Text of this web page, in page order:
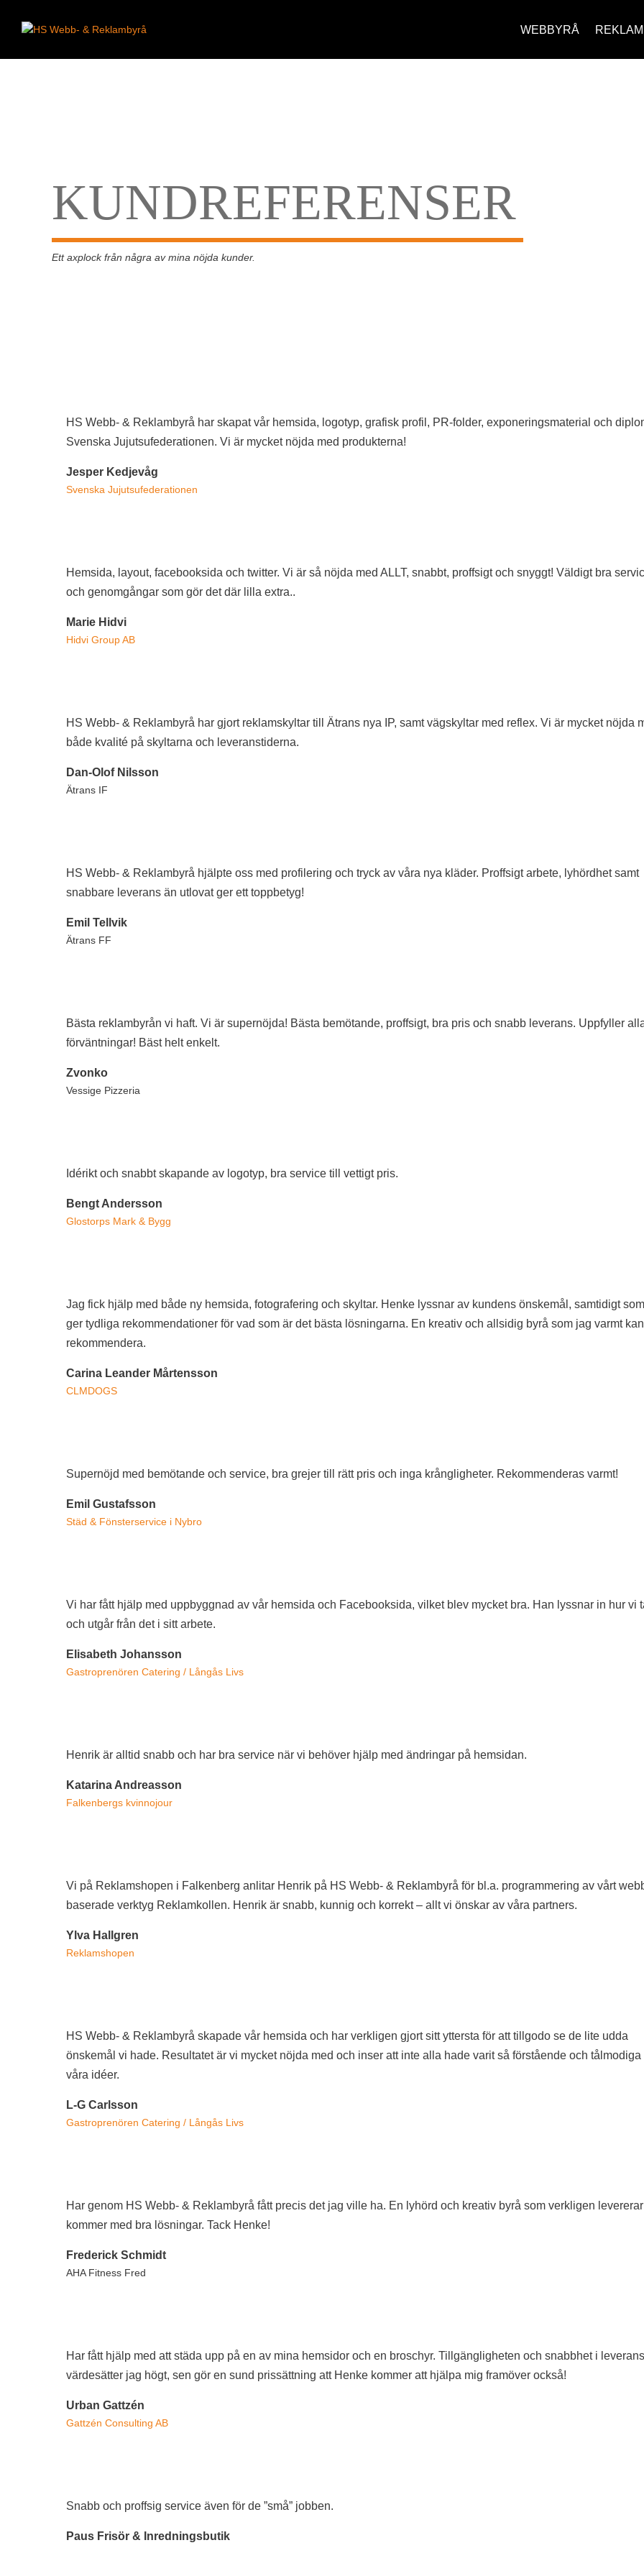
WEBBYRÅ
KUNDREFERENSER
Ett axplock från några av mina nöjda kunder.
HS Webb- & Reklambyrå har skapat vår hemsida, logotyp, grafisk profil, PR-folder, exponeringsmaterial och
Svenska Jujutsufederationen. Vi är mycket nöjda med produkterna!
Jesper Kedjevåg
Svenska Jujutsufederationen
Hemsida, layout, facebooksida och twitter. Vi är så nöjda med ALLT, snabbt, proffsigt och snyggt! Väldigt bra
och genomgångar som gör det där lilla extra..
Marie Hidvi
Hidvi Group AB
HS Webb- & Reklambyrå har gjort reklamskyltar till Ätrans nya IP, samt vägskyltar med reflex. Vi är mycket nöjda
både kvalité på skyltarna och leveranstiderna.
Dan-Olof Nilsson
Ätrans IF
HS Webb- & Reklambyrå hjälpte oss med profilering och tryck av våra nya kläder. Proffsigt arbete, lyhördhet samt
snabbare leverans än utlovat ger ett toppbetyg!
Emil Tellvik
Ätrans FF
Bästa reklambyrån vi haft. Vi är supernöjda! Bästa bemötande, proffsigt, bra pris och snabb leverans. Uppfyller
förväntningar! Bäst helt enkelt.
Zvonko
Vessige Pizzeria
Idérikt och snabbt skapande av logotyp, bra service till vettigt pris.
Bengt Andersson
Glostorps Mark & Bygg
Jag fick hjälp med både ny hemsida, fotografering och skyltar. Henke lyssnar av kundens önskemål, samtidigt
ger tydliga rekommendationer för vad som är det bästa lösningarna. En kreativ och allsidig byrå som jag varmt kan
rekommendera.
Carina Leander Mårtensson
CLMDOGS
Supernöjd med bemötande och service, bra grejer till rätt pris och inga krångligheter. Rekommenderas varmt!
Emil Gustafsson
Städ & Fönsterservice i Nybro
Vi har fått hjälp med uppbyggnad av vår hemsida och Facebooksida, vilket blev mycket bra. Han lyssnar in hur vi
och utgår från det i sitt arbete.
Elisabeth Johansson
Gastroprenören Catering / Långås Livs
Henrik är alltid snabb och har bra service när vi behöver hjälp med ändringar på hemsidan.
Katarina Andreasson
Falkenbergs kvinnojour
Vi på Reklamshopen i Falkenberg anlitar Henrik på HS Webb- & Reklambyrå för bl.a. programmering av vårt
baserade verktyg Reklamkollen. Henrik är snabb, kunnig och korrekt – allt vi önskar av våra partners.
Ylva Hallgren
Reklamshopen
HS Webb- & Reklambyrå skapade vår hemsida och har verkligen gjort sitt yttersta för att tillgodo se de lite udda
önskemål vi hade. Resultatet är vi mycket nöjda med och inser att inte alla hade varit så förstående och tålmodiga
våra idéer.
L-G Carlsson
Gastroprenören Catering / Långås Livs
Har genom HS Webb- & Reklambyrå fått precis det jag ville ha. En lyhörd och kreativ byrå som verkligen
kommer med bra lösningar. Tack Henke!
Frederick Schmidt
AHA Fitness Fred
Har fått hjälp med att städa upp på en av mina hemsidor och en broschyr. Tillgängligheten och snabbhet i leverans
värdesätter jag högt, sen gör en sund prissättning att Henke kommer att hjälpa mig framöver också!
Urban Gattzén
Gattzén Consulting AB
Snabb och proffsig service även för de ”små” jobben.
Paus Frisör & Inredningsbutik